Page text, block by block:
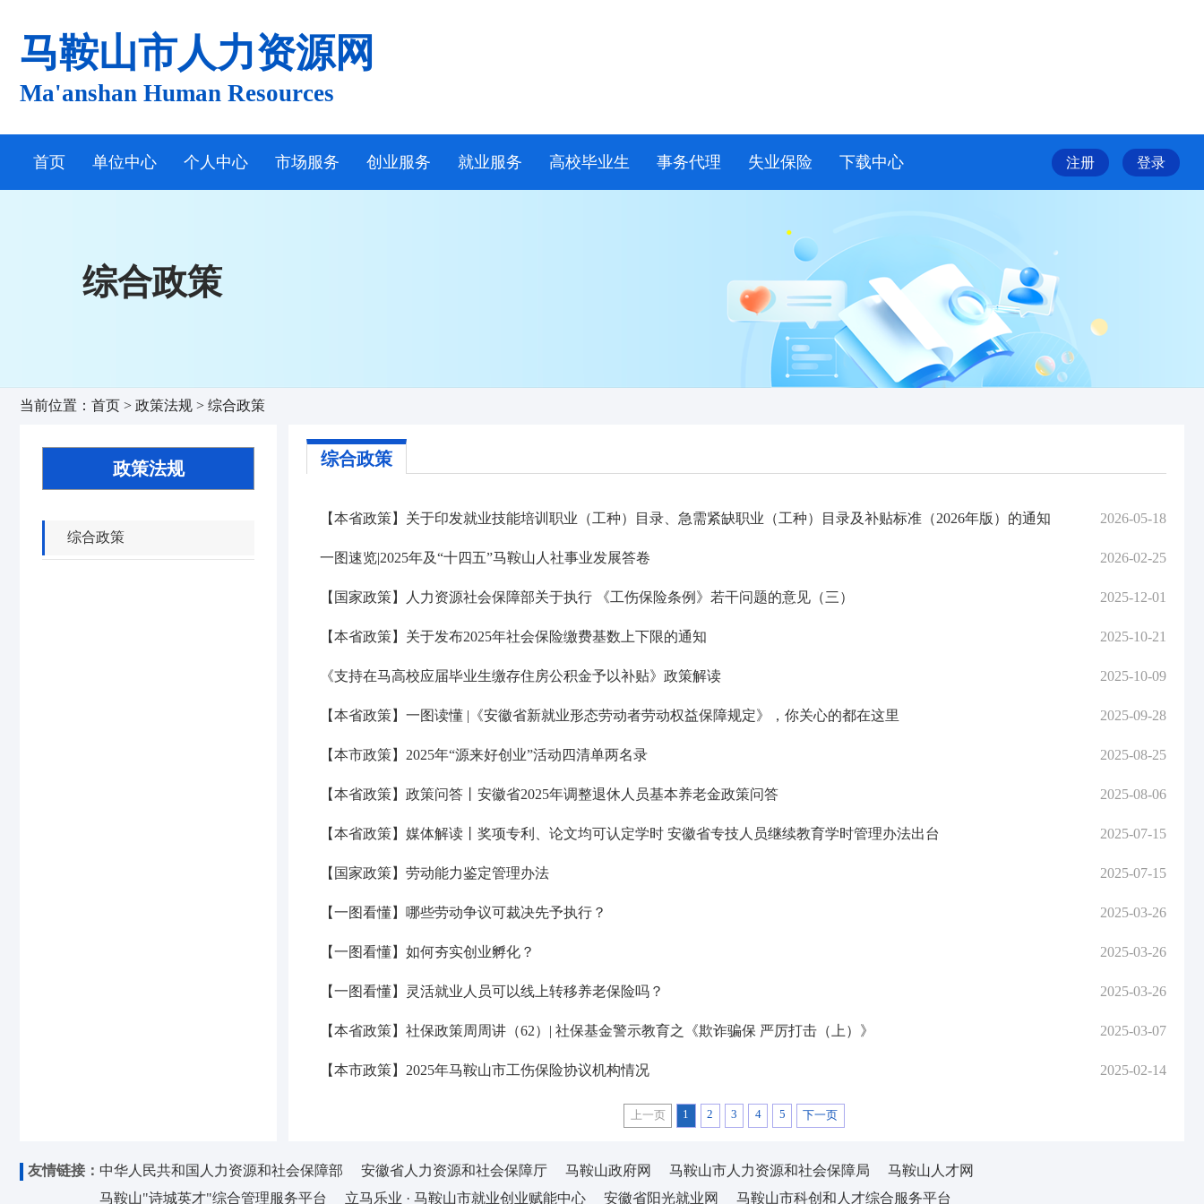
马鞍山市人力资源网
Ma'anshan Human Resources
首页 单位中心 个人中心 市场服务 创业服务 就业服务 高校毕业生 事务代理 失业保险 下载中心 注册 登录
综合政策
当前位置： 首页 > 政策法规 > 综合政策
政策法规
综合政策
综合政策
【本省政策】关于印发就业技能培训职业（工种）目录、急需紧缺职业（工种）目录及补贴标准（2026年版）的通知 2026-05-18
一图速览|2025年及“十四五”马鞍山人社事业发展答卷 2026-02-25
【国家政策】人力资源社会保障部关于执行 《工伤保险条例》若干问题的意见（三） 2025-12-01
【本省政策】关于发布2025年社会保险缴费基数上下限的通知 2025-10-21
《支持在马高校应届毕业生缴存住房公积金予以补贴》政策解读 2025-10-09
【本省政策】一图读懂 |《安徽省新就业形态劳动者劳动权益保障规定》，你关心的都在这里 2025-09-28
【本市政策】2025年“源来好创业”活动四清单两名录 2025-08-25
【本省政策】政策问答丨安徽省2025年调整退休人员基本养老金政策问答 2025-08-06
【本省政策】媒体解读丨奖项专利、论文均可认定学时 安徽省专技人员继续教育学时管理办法出台 2025-07-15
【国家政策】劳动能力鉴定管理办法 2025-07-15
【一图看懂】哪些劳动争议可裁决先予执行？ 2025-03-26
【一图看懂】如何夯实创业孵化？ 2025-03-26
【一图看懂】灵活就业人员可以线上转移养老保险吗？ 2025-03-26
【本省政策】社保政策周周讲（62）| 社保基金警示教育之《欺诈骗保 严厉打击（上）》 2025-03-07
【本市政策】2025年马鞍山市工伤保险协议机构情况 2025-02-14
上一页 1 2 3 4 5 下一页
友情链接： 中华人民共和国人力资源和社会保障部 安徽省人力资源和社会保障厅 马鞍山政府网 马鞍山市人力资源和社会保障局
马鞍山人才网
马鞍山"诗城英才"综合管理服务平台
立马乐业 · 马鞍山市就业创业赋能中心 安徽省阳光就业网 马鞍山市科创和人才综合服务平台